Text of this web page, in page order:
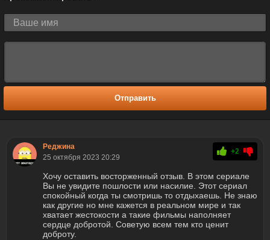
Отправить
Реджина
25 октября 2023 20:29
+2
Хочу оставить восторженный отзыв. В этом сериале
Вы не увидите пошлости или насилие. Этот сериал
спокойный когда ты смотришь то отдыхаешь. Не знаю
как другие но мне кажется в реальном мире и так
хватает жестокости а такие фильмы наполняет
сердце добротой. Советую всем тем кто ценит
доброту.